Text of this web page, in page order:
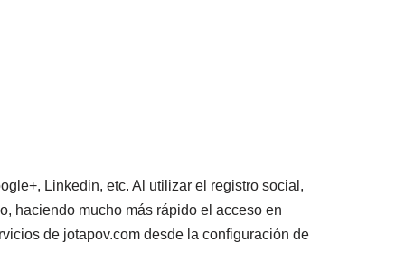
Linkedin, etc. Al utilizar el registro social,
haciendo mucho más rápido el acceso en
de jotapov.com desde la configuración de